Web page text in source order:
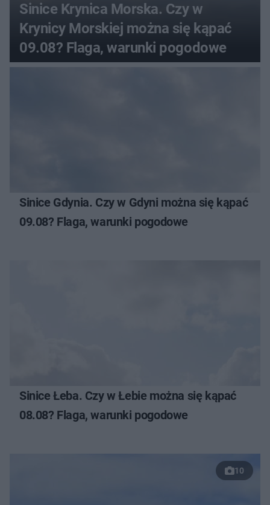
Sinice Krynica Morska. Czy w
Krynicy Morskiej można się kąpać
09.08? Flaga, warunki pogodowe
Sinice Gdynia. Czy w Gdyni można się kąpać
09.08? Flaga, warunki pogodowe
Sinice Łeba. Czy w Łebie można się kąpać
08.08? Flaga, warunki pogodowe
10